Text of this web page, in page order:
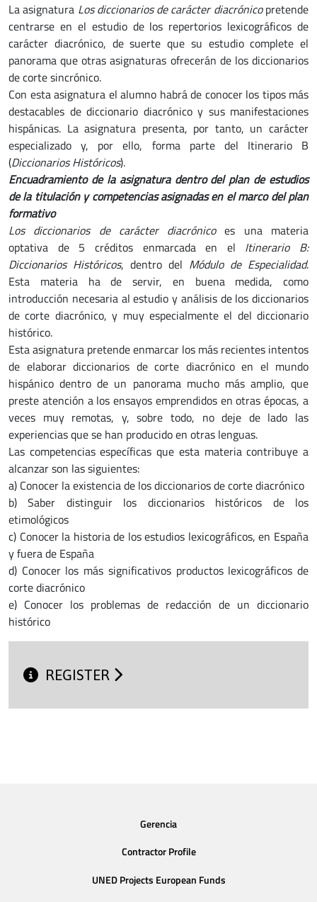
La asignatura Los diccionarios de carácter diacrónicopretende
centrarse en el estudio de los repertorios lexicográficos de
carácter diacrónico, de suerte que su estudio complete el
panorama que otras asignaturas ofrecerán de los diccionarios
de corte sincrónico.
Con esta asignatura el alumno habrá de conocer los tipos más
destacables de diccionario diacrónico y sus manifestaciones
hispánicas. La asignatura presenta, por tanto, un carácter
especializado y, por ello, forma parte del Itinerario B
(Diccionarios Históricos).
Encuadramiento de la asignatura dentro del plan de estudios
de la titulación y competencias asignadas en el marco del plan
formativo
Los diccionarios de carácter diacrónicoes una materia
optativa de 5 créditos enmarcada en el Itinerario B:
Diccionarios Históricos, dentro del Módulo de Especialidad.
Esta materia ha de servir, en buena medida, como
introducción necesaria al estudio y análisis de los diccionarios
de corte diacrónico, y muy especialmente el del diccionario
histórico.
Esta asignatura pretende enmarcar los más recientes intentos
de elaborar diccionarios de corte diacrónico en el mundo
hispánico dentro de un panorama mucho más amplio, que
preste atención a los ensayos emprendidos en otras épocas, a
veces muy remotas, y, sobre todo, no deje de lado las
experiencias que se han producido en otras lenguas.
Las competencias específicas que esta materia contribuye a
alcanzar son las siguientes:
a) Conocer la existencia de los diccionarios de corte diacrónico
b) Saber distinguir los diccionarios históricos de los
etimológicos
c) Conocer la historia de los estudios lexicográficos, en España
y fuera de España
d) Conocer los más significativos productos lexicográficos de
corte diacrónico
e) Conocer los problemas de redacción de un diccionario
histórico
REGISTER
Gerencia
Contractor Profile
UNED Projects European Funds